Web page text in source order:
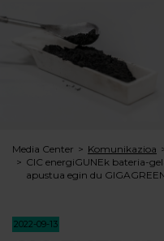
Media Center Komunikazioa
CIC energiGUNEk bateria-
apustua egin du
2022-09-13